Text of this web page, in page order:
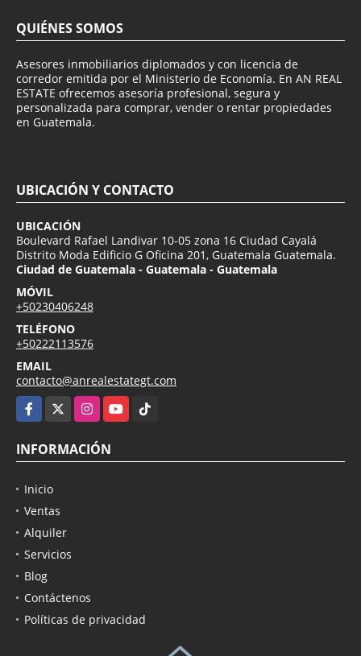
QUIÉNES SOMOS
Asesores inmobiliarios diplomados y con licencia de
corredor emitida por el Ministerio de Economía. En AN REAL
ESTATE ofrecemos asesoría profesional, segura y
personalizada para comprar, vender o rentar propiedades
en Guatemala.
UBICACIÓN Y CONTACTO
UBICACIÓN
Boulevard Rafael Landivar 10-05 zona 16 Ciudad Cayalá
Distrito Moda Edificio G Oficina 201, Guatemala Guatemala.
Ciudad de Guatemala - Guatemala - Guatemala
MÓVIL
+50230406248
TELÉFONO
+50222113576
EMAIL
contacto@anrealestategt.com
Facebook
InstagramYouTubeTikTok
INFORMACIÓN
Inicio
Ventas
Alquiler
Servicios
Blog
Contáctenos
Políticas de privacidad